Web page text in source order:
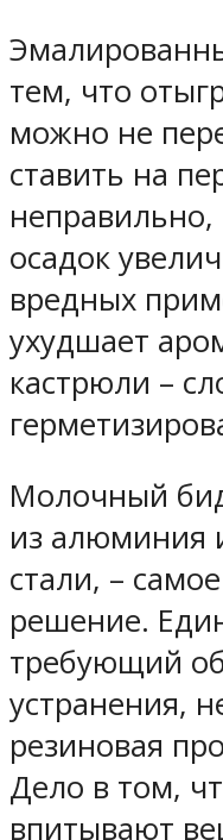
тем, что
можно не
ставить на
неправильно,
осадок
вредных
ухудшает
кастрюли –
Молочный
из алюминия
стали, –
решение.
требующий
устранения,
резиновая
Дело в том,
впитывают